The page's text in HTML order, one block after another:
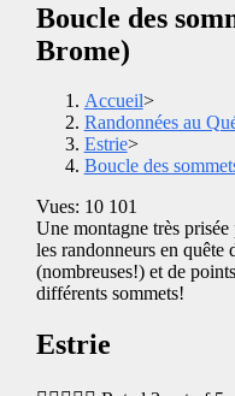
Boucle des
Brome)
Accueil>
Randonnées au
Estrie>
Boucle des
Vues: 10 101
Une montagne très
les randonneurs en quête
(nombreuses!) et de
différents sommets!
Estrie